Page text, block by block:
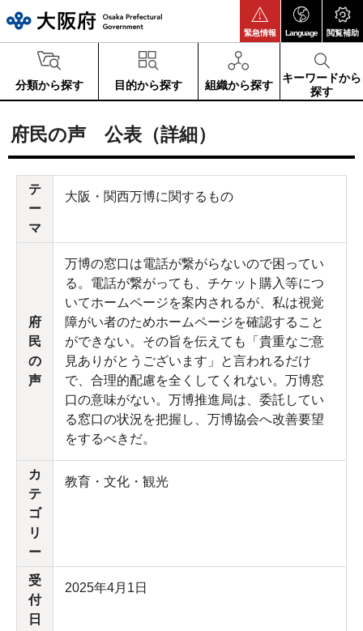
緊急情報 Language 閲覧補助
分類から探す 目的から探す 組織から探す
キーワードから
探す
府民の声 公表（詳細）
テ
ー
マ
大阪・関西万博に関するもの
府
民
の
声
万博の窓口は電話が繋がらないので困ってい
る。電話が繋がっても、チケット購入等につ
いてホームページを案内されるが、私は視覚
障がい者のためホームページを確認すること
ができない。その旨を伝えても「貴重なご意
見ありがとうございます」と言われるだけ
で、合理的配慮を全くしてくれない。万博窓
口の意味がない。万博推進局は、委託してい
る窓口の状況を把握し、万博協会へ改善要望
をするべきだ。
カ
テ
ゴ
リ
ー
教育・文化・観光
受
付
日
2025年4月1日